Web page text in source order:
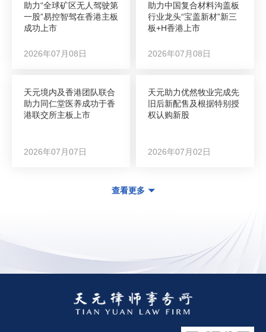
助力“全球矿区无人驾驶第
一股”易控智驾在香港主板
成功上市
2026年07月08日
助力中国复合材料沟盖板
行业龙头“宝盖新材”新三
板+H香港上市
2026年07月08日
天元境内及香港团队联合
助力同仁堂医养成功于香
港联交所主板上市
2026年07月07日
天元助力优然牧业完成先
旧后新配售及根据特别授
权认购新股
2026年07月02日
查看更多